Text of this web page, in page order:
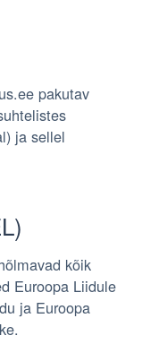
pakutav
ja sellel
kõik
Euroopa Liidule
ja Euroopa